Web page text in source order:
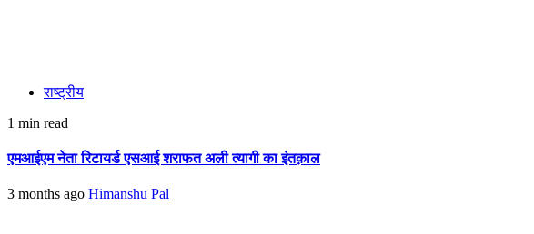
राष्ट्रीय
1 min read
एमआईएम नेता रिटायर्ड एसआई शराफत अली त्यागी का इंतक़ाल
3 months ago Himanshu Pal